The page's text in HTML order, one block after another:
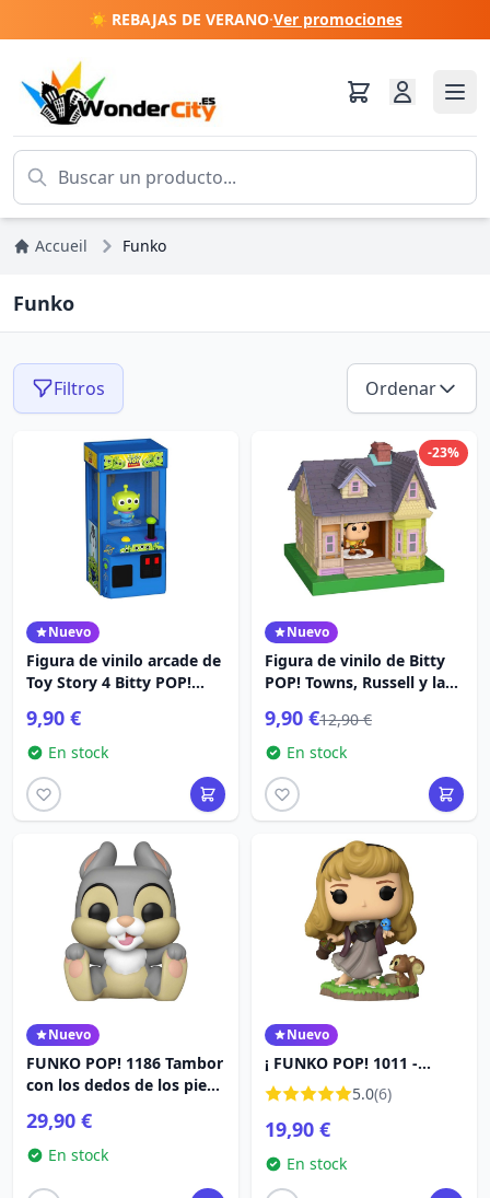
☀️ REBAJAS DE VERANO·Ver promociones
Accueil Funko
Funko
Filtros Ordenar
Nuevo
Figura de vinilo arcade de
Toy Story 4 Bitty POP!
9,90 €
En stock
-23%
Nuevo
Figura de vinilo de Bitty
POP! Towns, Russell y la
9,90 €12,90 €
En stock
Nuevo
FUNKO POP! 1186 Tambor
con los dedos de los pies -
29,90 €
En stock
Nuevo
¡ FUNKO POP! 1011 -
BELLA DURMIENTE -
AURORA
5.0(6)
19,90 €
En stock